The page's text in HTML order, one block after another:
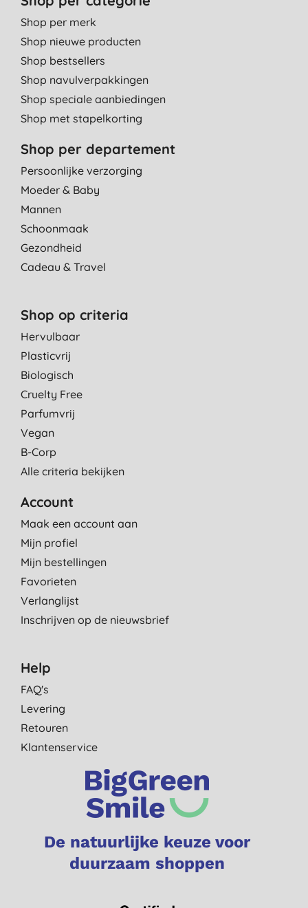
Shop per merk
Shop nieuwe producten
Shop bestsellers
Shop navulverpakkingen
Shop speciale aanbiedingen
Shop met stapelkorting
Shop per departement
Persoonlijke verzorging
Moeder & Baby
Mannen
Schoonmaak
Gezondheid
Cadeau & Travel
Shop op criteria
Hervulbaar
Plasticvrij
Biologisch
Cruelty Free
Parfumvrij
Vegan
B-Corp
Alle criteria bekijken
Account
Maak een account aan
Mijn profiel
Mijn bestellingen
Favorieten
Verlanglijst
Inschrijven op de nieuwsbrief
Help
FAQ's
Levering
Retouren
Klantenservice
De natuurlijke keuze voor
duurzaam shoppen